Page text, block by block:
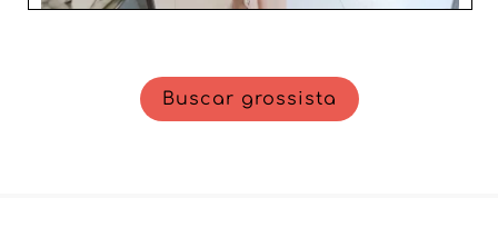
Buscar grossista